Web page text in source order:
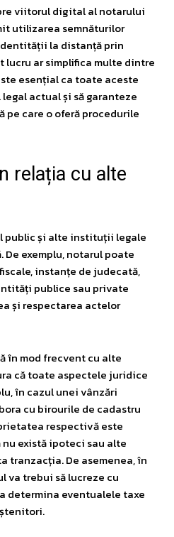
viitorul digital al notarului
utilizarea semnăturilor
la distanță prin
lucru ar simplifica multe dintre
esențial ca toate aceste
actual și să garanteze
care o oferă procedurile
relația cu alte
public și alte instituții legale
exemplu, notarul poate
instanțe de judecată,
publice sau private
și respectarea actelor
în mod frecvent cu alte
că toate aspectele juridice
în cazul unei vânzări
cu birourile de cadastru
respectivă este
există ipoteci sau alte
tranzacția. De asemenea, în
va trebui să lucreze cu
determina eventualele taxe